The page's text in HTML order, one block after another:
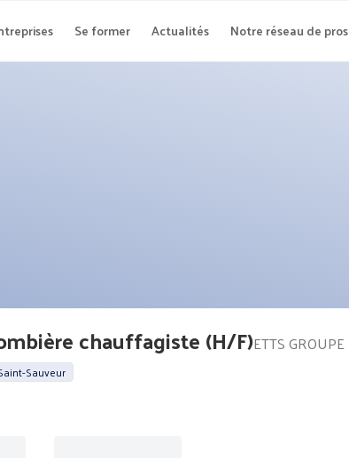
Se former Actualités Notre réseau de pros
chauffagiste (H/F)ETTS GROUPE
Sauveur